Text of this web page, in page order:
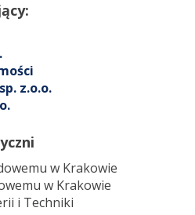
z.o.o.
w Krakowie
w Krakowie
i Techniki